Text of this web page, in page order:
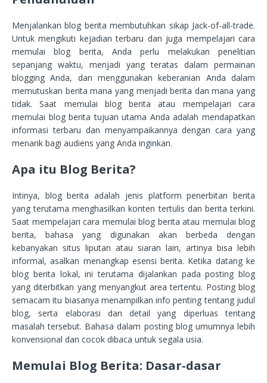
Menjalankan blog berita membutuhkan sikap Jack-of-all-trade.
Untuk mengikuti kejadian terbaru dan juga mempelajari cara
memulai blog berita, Anda perlu melakukan penelitian
sepanjang waktu, menjadi yang teratas dalam permainan
blogging Anda, dan menggunakan keberanian Anda dalam
memutuskan berita mana yang menjadi berita dan mana yang
tidak. Saat memulai blog berita atau mempelajari cara
memulai blog berita tujuan utama Anda adalah mendapatkan
informasi terbaru dan menyampaikannya dengan cara yang
menarik bagi audiens yang Anda inginkan.
Apa itu Blog Berita?
Intinya, blog berita adalah jenis platform penerbitan berita
yang terutama menghasilkan konten tertulis dan berita terkini.
Saat mempelajari cara memulai blog berita atau memulai blog
berita, bahasa yang digunakan akan berbeda dengan
kebanyakan situs liputan atau siaran lain, artinya bisa lebih
informal, asalkan menangkap esensi berita. Ketika datang ke
blog berita lokal, ini terutama dijalankan pada posting blog
yang diterbitkan yang menyangkut area tertentu. Posting blog
semacam itu biasanya menampilkan info penting tentang judul
blog, serta elaborasi dan detail yang diperluas tentang
masalah tersebut. Bahasa dalam posting blog umumnya lebih
konvensional dan cocok dibaca untuk segala usia.
Memulai Blog Berita: Dasar-dasar